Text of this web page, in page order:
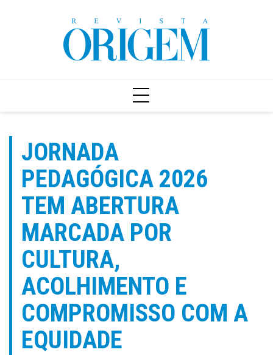
JORNADA
PEDAGÓGICA 2026
TEM ABERTURA
MARCADA POR
CULTURA,
ACOLHIMENTO E
COMPROMISSO COM A
EQUIDADE